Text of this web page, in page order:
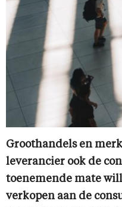
Groothandels en
leverancier ook de
toenemende mate
verkopen aan de